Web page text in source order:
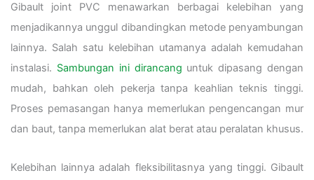
Gibault joint PVC menawarkan berbagai kelebihan yang
menjadikannya unggul dibandingkan metode penyambungan
lainnya. Salah satu kelebihan utamanya adalah kemudahan
instalasi. Sambungan ini dirancang untuk dipasang dengan
mudah, bahkan oleh pekerja tanpa keahlian teknis tinggi.
Proses pemasangan hanya memerlukan pengencangan mur
dan baut, tanpa memerlukan alat berat atau peralatan khusus.
Kelebihan lainnya adalah fleksibilitasnya yang tinggi. Gibault